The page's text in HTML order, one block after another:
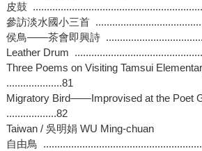
皮鼓
參訪淡水國小三首
侯鳥——茶會即興詩
Leather Drum
Three Poems on Visiting Tamsui
....................81
Migratory Bird——Improvised at the Poet
..................82
Taiwan / 吳明娟 WU Ming-chuan
自由鳥